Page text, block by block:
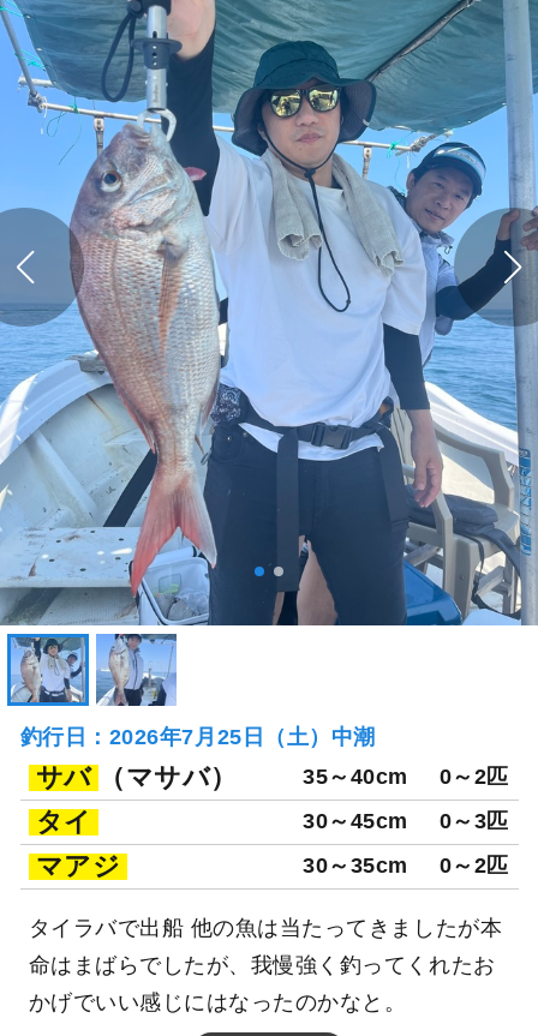
釣行日：2026年7月25日（土）中潮
サバ （マサバ） 35～40cm 0～2匹
タイ 30～45cm 0～3匹
マアジ 30～35cm 0～2匹
タイラバで出船 他の魚は当たってきましたが本
命はまばらでしたが、我慢強く釣ってくれたお
かげでいい感じにはなったのかなと。